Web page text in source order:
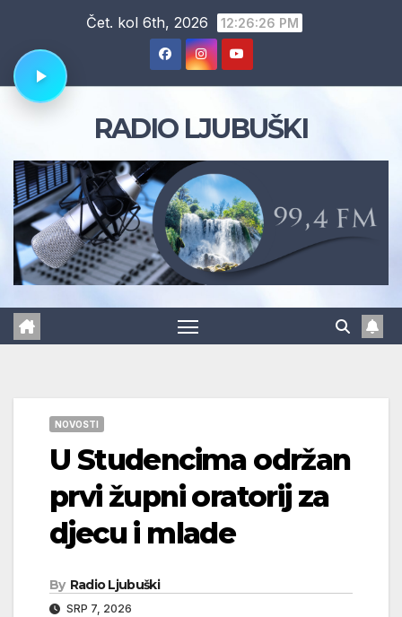
content
Čet. kol 6th, 2026 12:26:27 PM
RADIO LJUBUŠKI
NOVOSTI
U Studencima održan
prvi župni oratorij za
djecu i mlade
By Radio Ljubuški
SRP 7, 2026